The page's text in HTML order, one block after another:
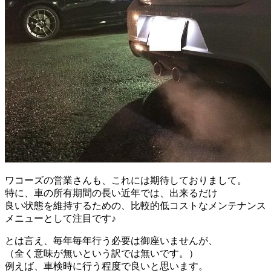
ワコーズの営業さんも、これには期待しておりまして。
特に、車の所有期間の長い近年では、出来るだけ
良い状態を維持するための、比較的低コストなメンテナンス
メニューとして注目です♪
とは言え、毎年毎年行う必要は御座いませんが、
（全く意味が無いという訳では無いです。）
例えば、車検時に行う程度で良いと思います。